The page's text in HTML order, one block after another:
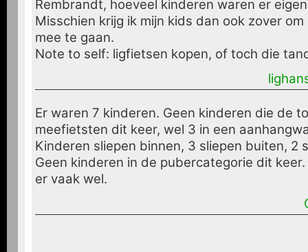
Rembrandt, hoeveel kinderen waren er
Misschien krijg ik mijn kids dan ook zover
mee te gaan.
Note to self: ligfietsen kopen, of toch die
Er waren 7 kinderen. Geen kinderen die de
meefietsten dit keer, wel 3 in een
Kinderen sliepen binnen, 3 sliepen buiten, 2
Geen kinderen in de pubercategorie dit
er vaak wel.